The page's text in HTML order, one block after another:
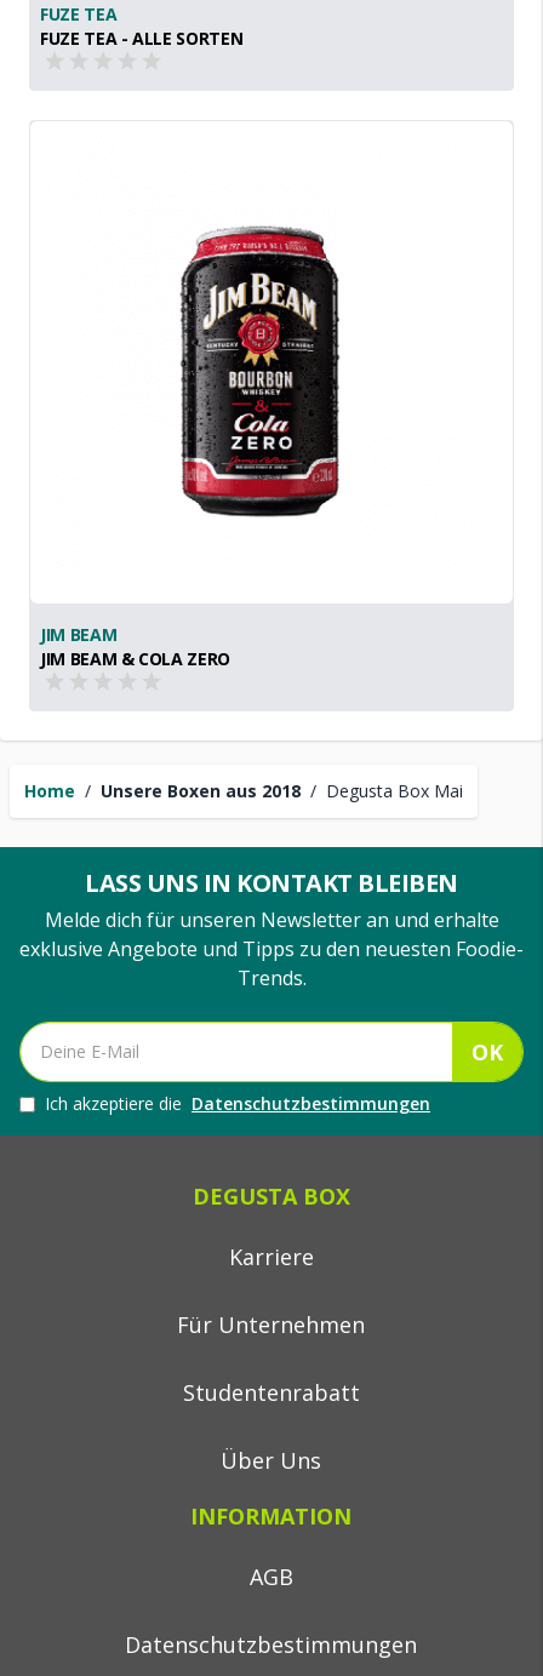
Home / Unsere Boxen aus 2018 / Degusta Box Mai
FUZE TEA
FUZE TEA - ALLE SORTEN
JIM BEAM
JIM BEAM & COLA ZERO
LASS UNS IN KONTAKT BLEIBEN
Melde dich für unseren Newsletter an und erhalte
exklusive Angebote und Tipps zu den neuesten Foodie-
Trends.
OK
Ich akzeptiere die Datenschutzbestimmungen
DEGUSTA BOX
Karriere
Für Unternehmen
Studentenrabatt
Über Uns
INFORMATION
AGB
Datenschutzbestimmungen